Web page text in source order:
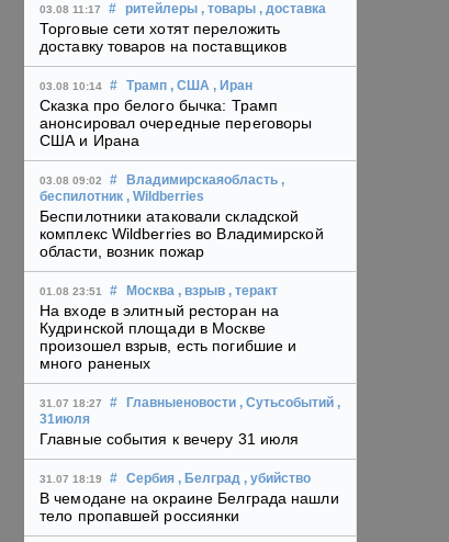
03.08 11:17 # ритейлеры , товары , доставка
Торговые сети хотят переложить
доставку товаров на поставщиков
03.08 10:14 # Трамп , США , Иран
Сказка про белого бычка: Трамп
анонсировал очередные переговоры
США и Ирана
03.08 09:02 # Владимирскаяобласть ,
беспилотник , Wildberries
Беспилотники атаковали складской
комплекс Wildberries во Владимирской
области, возник пожар
01.08 23:51 # Москва , взрыв , теракт
На входе в элитный ресторан на
Кудринской площади в Москве
произошел взрыв, есть погибшие и
много раненых
31.07 18:27 # Главныеновости , Сутьсобытий ,
31июля
Главные события к вечеру 31 июля
31.07 18:19 # Сербия , Белград , убийство
В чемодане на окраине Белграда нашли
тело пропавшей россиянки